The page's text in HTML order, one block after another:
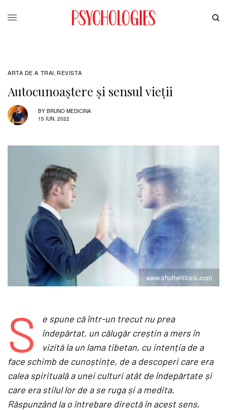
ARTA DE A TRAI, REVISTA
Autocunoaștere și sensul vieţii
BY BRUNO MEDICINA
15 IUN. 2022
www.shutterstock.com
S
e spune că într-un trecut nu prea
îndepărtat, un călugăr creștin a mers în
vizită la un lama tibetan, cu intenția de a
face schimb de cunoștințe, de a descoperi care era
calea spirituală a unei culturi atât de îndepărtate și
care era stilul lor de a se ruga și a medita.
Răspunzând la o întrebare directă în acest sens,